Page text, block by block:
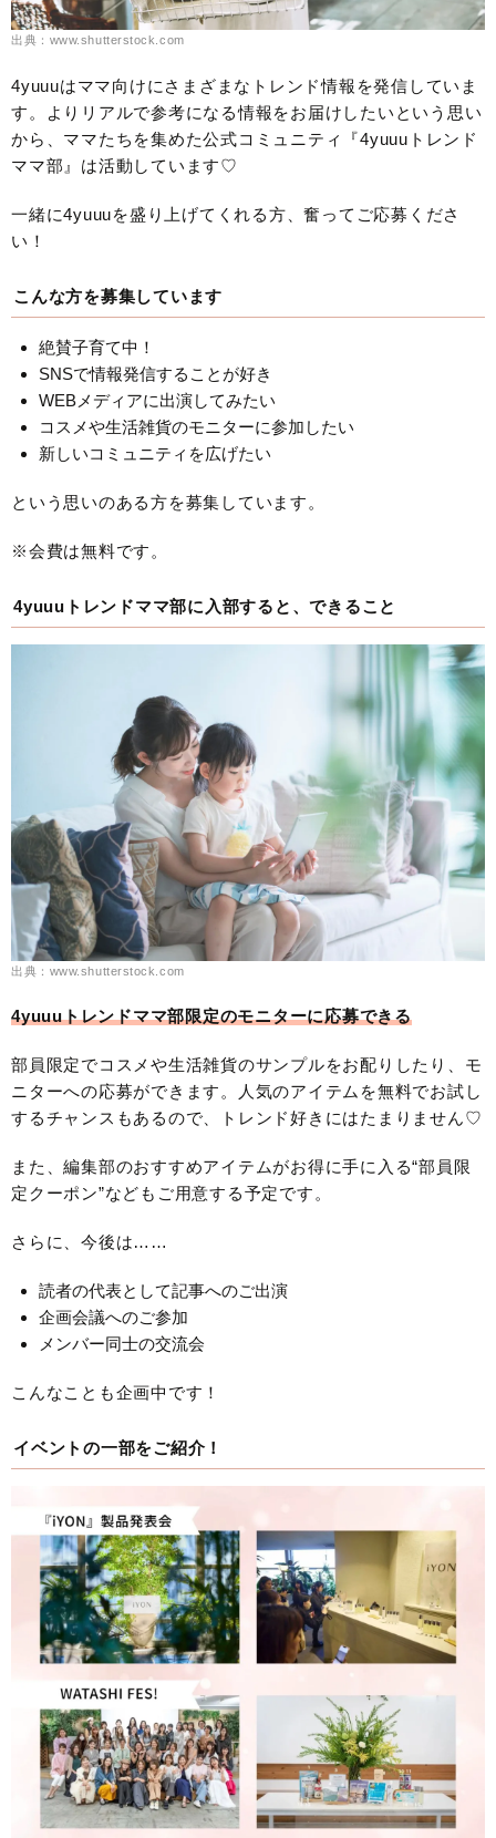
出典：www.shutterstock.com
4yuuuはママ向けにさまざまなトレンド情報を発信していま
す。よりリアルで参考になる情報をお届けしたいという思い
から、ママたちを集めた公式コミュニティ『4yuuuトレンド
ママ部』は活動しています♡
一緒に4yuuuを盛り上げてくれる方、奮ってご応募くださ
い！
こんな方を募集しています
絶賛子育て中！
SNSで情報発信することが好き
WEBメディアに出演してみたい
コスメや生活雑貨のモニターに参加したい
新しいコミュニティを広げたい
という思いのある方を募集しています。
※会費は無料です。
4yuuuトレンドママ部に入部すると、できること
出典：www.shutterstock.com
4yuuuトレンドママ部限定のモニターに応募できる
部員限定でコスメや生活雑貨のサンプルをお配りしたり、モ
ニターへの応募ができます。人気のアイテムを無料でお試し
するチャンスもあるので、トレンド好きにはたまりません♡
また、編集部のおすすめアイテムがお得に手に入る“部員限
定クーポン”などもご用意する予定です。
さらに、今後は……
読者の代表として記事へのご出演
企画会議へのご参加
メンバー同士の交流会
こんなことも企画中です！
イベントの一部をご紹介！